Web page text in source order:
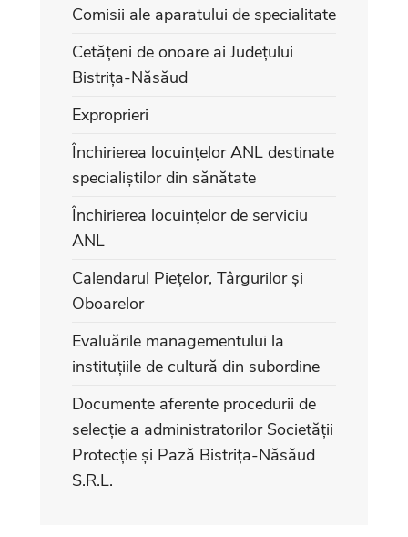
Comisii ale aparatului de specialitate
Cetățeni de onoare ai Județului
Bistrița-Năsăud
Exproprieri
Închirierea locuințelor ANL destinate
specialiștilor din sănătate
Închirierea locuințelor de serviciu
ANL
Calendarul Piețelor, Târgurilor și
Oboarelor
Evaluările managementului la
instituțiile de cultură din subordine
Documente aferente procedurii de
selecție a administratorilor Societății
Protecție și Pază Bistrița-Năsăud
S.R.L.